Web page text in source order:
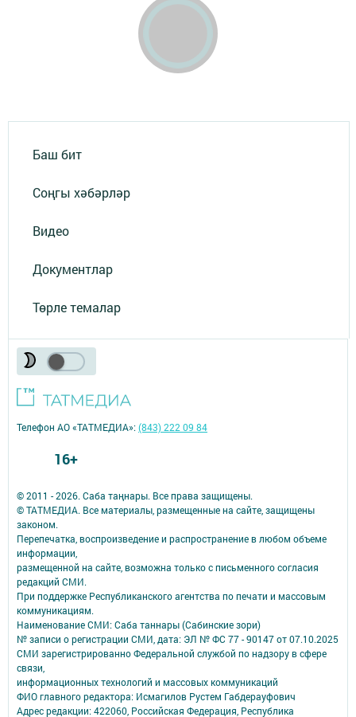
Баш бит
Соңгы хәбәрләр
Видео
Документлар
Төрле темалар
© 2011 - 2026. Саба таңнары. Все права защищены.
© ТАТМЕДИА. Все материалы, размещенные на сайте, защищены
законом.
Перепечатка, воспроизведение и распространение в любом объеме
информации,
размещенной на сайте, возможна только с письменного согласия
редакций СМИ.
При поддержке Республиканского агентства по печати и массовым
коммуникациям.
Наименование СМИ: Саба таннары (Сабинские зори)
№ записи о регистрации СМИ, дата: ЭЛ № ФС 77 - 90147 от 07.10.2025
СМИ зарегистрированно Федеральной службой по надзору в сфере
связи,
информационных технологий и массовых коммуникаций
ФИО главного редактора: Исмагилов Рустем Габдерауфович
Адрес редакции: 422060, Российская Федерация, Республика
Телефон АО «ТАТМЕДИА»:(843) 222 09 84
16+